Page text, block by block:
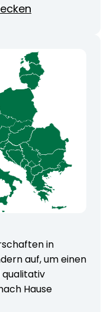
in
auf, um einen
qualitativ
Hause